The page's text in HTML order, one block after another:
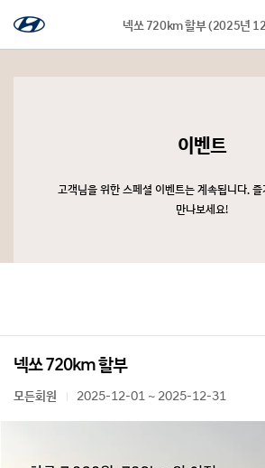
넥쏘 720km 할부 (2025년
이벤트
고객님을 위한 스페셜 이벤트는 계속됩니다.
만나보세요!
넥쏘 720km 할부
모든회원 2025-12-01 ~ 2025-12-31